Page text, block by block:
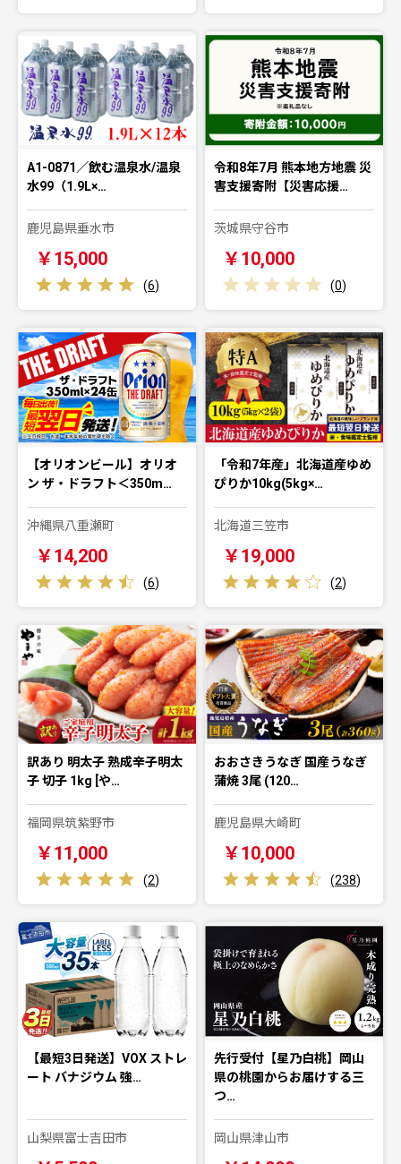
A1-0871／飲む温泉水/温泉
水99（1.9L×…
鹿児島県垂水市
￥15,000
(6)
令和8年7月 熊本地方地震 災
害支援寄附【災害応援…
茨城県守谷市
￥10,000
(0)
【オリオンビール】オリオ
ン ザ・ドラフト＜350m…
沖縄県八重瀬町
￥14,200
(6)
「令和7年産」北海道産ゆめ
ぴりか10kg(5kg×…
北海道三笠市
￥19,000
(2)
訳あり 明太子 熟成辛子明太
子 切子 1kg [や…
福岡県筑紫野市
￥11,000
(2)
おおさきうなぎ 国産うなぎ
蒲焼 3尾 (120…
鹿児島県大崎町
￥10,000
(238)
【最短3日発送】VOX ストレ
ート バナジウム 強…
山梨県富士吉田市
先行受付【星乃白桃】岡山
県の桃園からお届けする三
つ…
岡山県津山市